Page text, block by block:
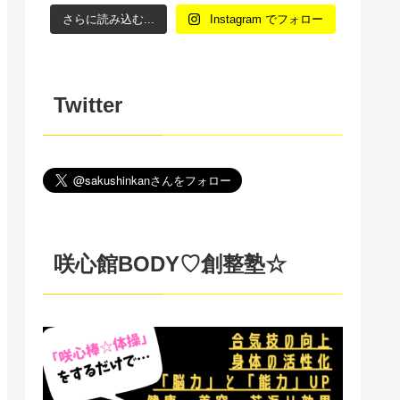
さらに読み込む... Instagram でフォロー
Twitter
咲心館BODY♡創整塾☆